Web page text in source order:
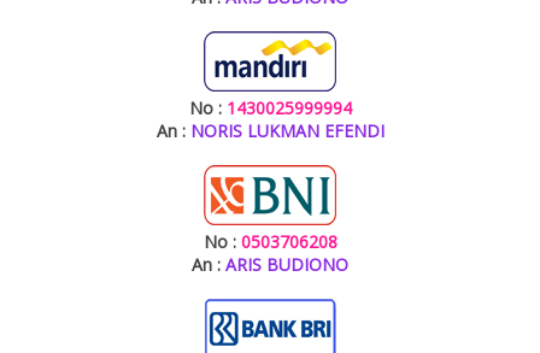
No : 1430025999994
An : NORIS LUKMAN EFENDI
No : 0503706208
An : ARIS BUDIONO